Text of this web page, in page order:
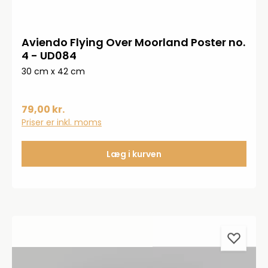
Aviendo Flying Over Moorland Poster no.
4 - UD084
30 cm x 42 cm
79,00 kr.
Priser er inkl. moms
Læg i kurven